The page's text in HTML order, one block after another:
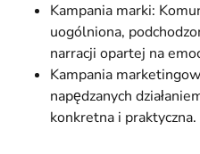
Kampania marki:
uogólniona,
narracji opartej na
Kampania
napędzanych
konkretna i praktyczna.